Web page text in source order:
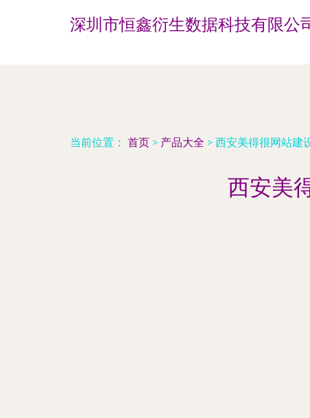
深圳市恒鑫衍生数据科技有限公
当前位置： 首页 > 产品大全 > 西安美得很网站建
西安美